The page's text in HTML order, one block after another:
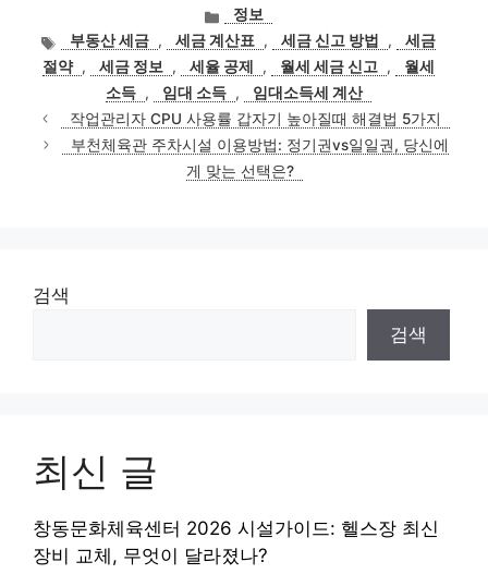
카
테
고
리
정보
태
그
부동산 세금 , 세금 계산표 , 세금 신고 방법 ,
세금
절약 , 세금 정보 , 세율 공제 , 월세 세금 신고 ,
월세
소득 , 임대 소득 ,
임대소득세 계산
작업관리자 CPU 사용률 갑자기 높아질때 해결법 5가지
부천체육관 주차시설 이용방법: 정기권vs일일권, 당신에
게 맞는 선택은?
검색
검색
최신 글
창동문화체육센터 2026 시설가이드: 헬스장 최신
장비 교체, 무엇이 달라졌나?